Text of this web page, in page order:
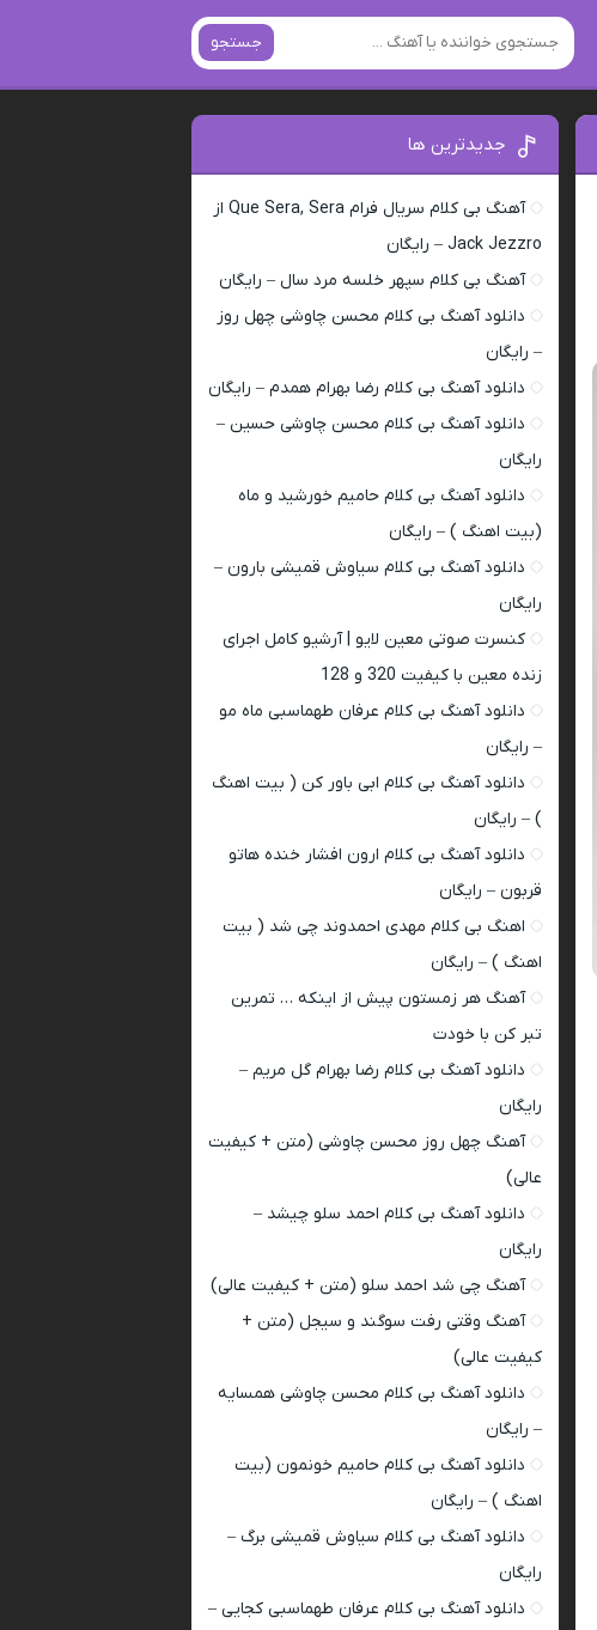
جستجو
جدیدترین ها
آهنگ بی کلام سریال فرام Que Sera, Sera از
Jack Jezzro – رایگان
آهنگ بی کلام سپهر خلسه مرد سال – رایگان
دانلود آهنگ بی کلام محسن چاوشی چهل روز
– رایگان
دانلود آهنگ بی کلام رضا بهرام همدم – رایگان
دانلود آهنگ بی کلام محسن چاوشی حسین –
رایگان
دانلود آهنگ بی کلام حامیم خورشید و ماه
(بیت اهنگ ) – رایگان
دانلود آهنگ بی کلام سیاوش قمیشی بارون –
رایگان
کنسرت صوتی معین لایو | آرشیو کامل اجرای
زنده معین با کیفیت 320 و 128
دانلود آهنگ بی کلام عرفان طهماسبی ماه مو
– رایگان
دانلود آهنگ بی کلام ابی باور کن ( بیت اهنگ
) – رایگان
دانلود آهنگ بی کلام ارون افشار خنده هاتو
قربون – رایگان
اهنگ بی کلام مهدی احمدوند چی شد ( بیت
اهنگ ) – رایگان
آهنگ هر زمستون پیش از اینکه … تمرین
تبر کن با خودت
دانلود آهنگ بی کلام رضا بهرام گل مریم –
رایگان
آهنگ چهل روز محسن چاوشی (متن + کیفیت
عالی)
دانلود آهنگ بی کلام احمد سلو چیشد –
رایگان
آهنگ چی شد احمد سلو (متن + کیفیت عالی)
آهنگ وقتی رفت سوگند و سیجل (متن +
کیفیت عالی)
دانلود آهنگ بی کلام محسن چاوشی همسایه
– رایگان
دانلود آهنگ بی کلام حامیم خونمون (بیت
اهنگ ) – رایگان
دانلود آهنگ بی کلام سیاوش قمیشی برگ –
رایگان
دانلود آهنگ بی کلام عرفان طهماسبی کجایی –